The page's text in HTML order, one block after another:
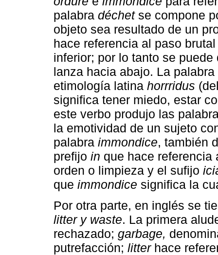
palabra déchetse compone
objeto sea resultado de un
hace referencia al paso
inferior; por lo tanto se
lanza hacia abajo. La palabra
etimología latina horrridus
significa tener miedo, estar
este verbo produjo las
la emotividad de un sujeto
palabra immondice, también
prefijo in que hace
orden o limpieza y el sufijo
que immondice significa la
Por otra parte, en inglés se
litter y waste. La primera
rechazado; garbage,
putrefacción; litterhace